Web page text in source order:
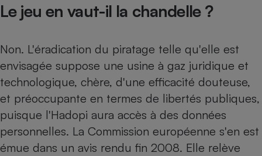
Le jeu en vaut-il la chandelle ?
Non. L'éradication du piratage telle qu'elle est
envisagée suppose une usine à gaz juridique et
technologique, chère, d'une efficacité douteuse,
et préoccupante en termes de libertés publiques,
puisque l'Hadopi aura accès à des données
personnelles. La Commission européenne s'en est
émue dans un avis rendu fin 2008. Elle relève